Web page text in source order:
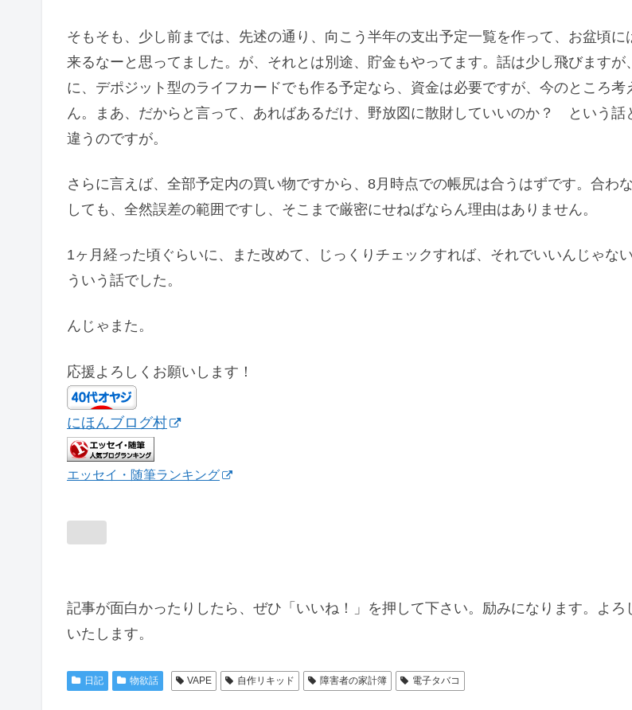
そもそも、少し前までは、先述の通り、向こう半年の支出予定一覧を作って、お盆頃に
来るなーと思ってました。が、それとは別途、貯金もやってます。話は少し飛びますが
に、デポジット型のライフカードでも作る予定なら、資金は必要ですが、今のところ考
ん。まあ、だからと言って、あればあるだけ、野放図に散財していいのか？ という話
違うのですが。
さらに言えば、全部予定内の買い物ですから、8月時点での帳尻は合うはずです。合わ
しても、全然誤差の範囲ですし、そこまで厳密にせねばならん理由はありません。
1ヶ月経った頃ぐらいに、また改めて、じっくりチェックすれば、それでいいんじゃな
ういう話でした。
んじゃまた。
応援よろしくお願いします！
にほんブログ村
エッセイ・随筆ランキング
記事が面白かったりしたら、ぜひ「いいね！」を押して下さい。励みになります。よろ
いたします。
日記 物欲話 VAPE 自作リキッド 障害者の家計簿 電子タバコ